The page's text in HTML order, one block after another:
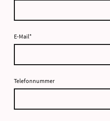
E-Mail*
Telefonnummer